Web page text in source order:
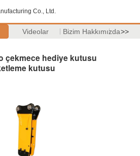
Co., Ltd.
Videolar Bizim Hakkımızda>>
çekmece hediye kutusu
kutusu